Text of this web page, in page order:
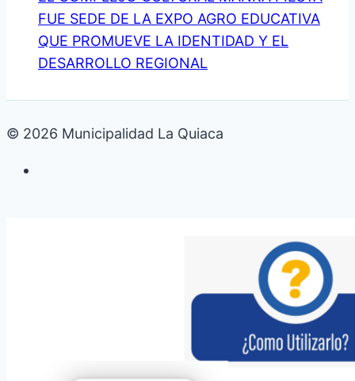
FUE SEDE DE LA EXPO AGRO EDUCATIVA
QUE PROMUEVE LA IDENTIDAD Y EL
DESARROLLO REGIONAL
© 2026 Municipalidad La Quiaca